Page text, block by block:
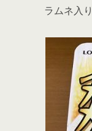
ラムネ入